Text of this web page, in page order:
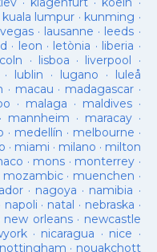
kuala lumpur · kunming ·
· lausanne · leeds ·
· leon · letònia · liberia ·
· lisboa · liverpool ·
lublin · lugano · luleå
· macau · madagascar·
· malaga · maldives·
mannheim · maracay·
· medellín · melbourne ·
· miami · milano · milton
· mons · monterrey ·
mozambic· muenchen ·
· nagoya · namibia ·
napoli · natal · nebraska ·
new orleans· newcastle
· nicaragua · nice ·
nottingham · nouakchott